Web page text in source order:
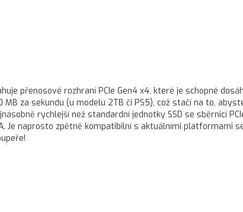
přenosové rozhraní PCIe Gen4 x4, které je schopné
za sekundu (u modelu 2TB či PS5), což stačí na to,
rychlejší než standardní jednotky SSD se sběrnicí
Je naprosto zpětně kompatibilní s aktuálními platformami